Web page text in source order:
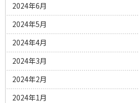
2024年6月
2024年5月
2024年4月
2024年3月
2024年2月
2024年1月